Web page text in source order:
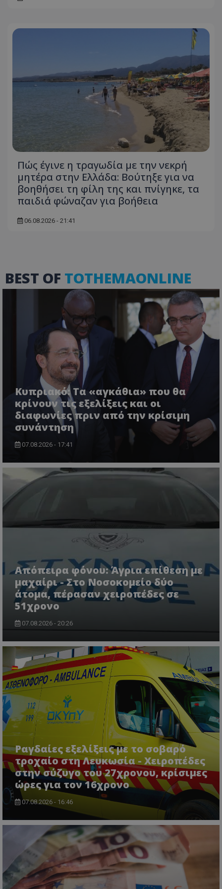
Πώς έγινε η τραγωδία με την νεκρή
μητέρα στην Ελλάδα: Βούτηξε για να
βοηθήσει τη φίλη της και πνίγηκε, τα
παιδιά φώναζαν για βοήθεια
06.08.2026 - 21:41
BEST OF TOTHEMAONLINE
Κυπριακό: Τα «αγκάθια» που θα
κρίνουν τις εξελίξεις και οι
διαφωνίες πριν από την κρίσιμη
συνάντηση
07.08.2026 - 17:41
Απόπειρα φόνου: Άγρια επίθεση με
μαχαίρι - Στο Νοσοκομείο δύο
άτομα, πέρασαν χειροπέδες σε
51χρονο
07.08.2026 - 20:26
Ραγδαίες εξελίξεις με το σοβαρό
τροχαίο στη Λευκωσία - Χειροπέδες
στην σύζυγο του 27χρονου, κρίσιμες
ώρες για τον 16χρονο
07.08.2026 - 16:46
ποιες
έχουν
_ga_J7RS52TMNC
.tothemaonline.com
1 χρόνος 1
μήνας
Αυτό
από το